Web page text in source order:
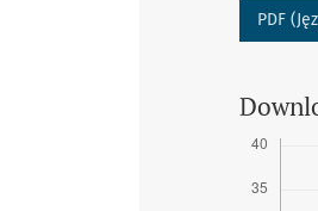
PDF